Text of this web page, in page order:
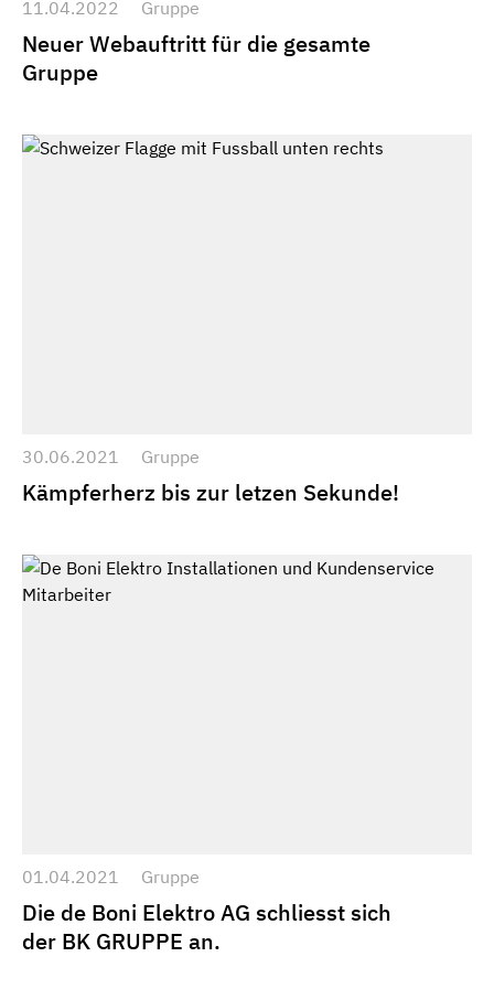
11.04.2022 Gruppe
Neuer Webauftritt für die gesamte
Gruppe
30.06.2021 Gruppe
Kämpferherz bis zur letzen Sekunde!
01.04.2021 Gruppe
Die de Boni Elektro AG schliesst sich
der BK GRUPPE an.